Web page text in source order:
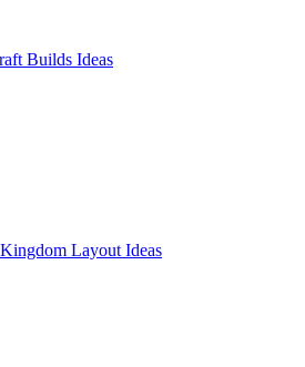
Builds Ideas
Layout Ideas